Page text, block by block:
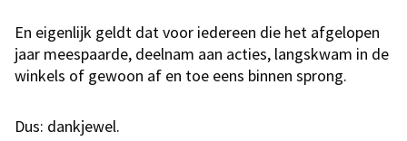
En eigenlijk geldt dat voor iedereen die het afgelopen
jaar meespaarde, deelnam aan acties, langskwam in de
winkels of gewoon af en toe eens binnen sprong.
Dus: dankjewel.